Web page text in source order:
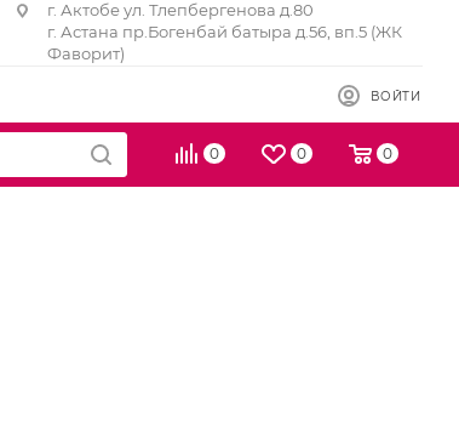
г. Актобе ул. Тлепбергенова д.80
г. Астана пр.Богенбай батыра д.56, вп.5 (ЖК
Фаворит)
ВОЙТИ
0 0 0